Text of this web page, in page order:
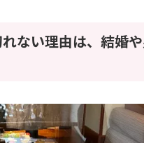
ない理由は、結婚